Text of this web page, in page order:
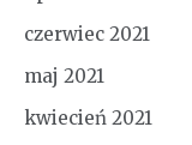
czerwiec 2021
maj 2021
kwiecień 2021